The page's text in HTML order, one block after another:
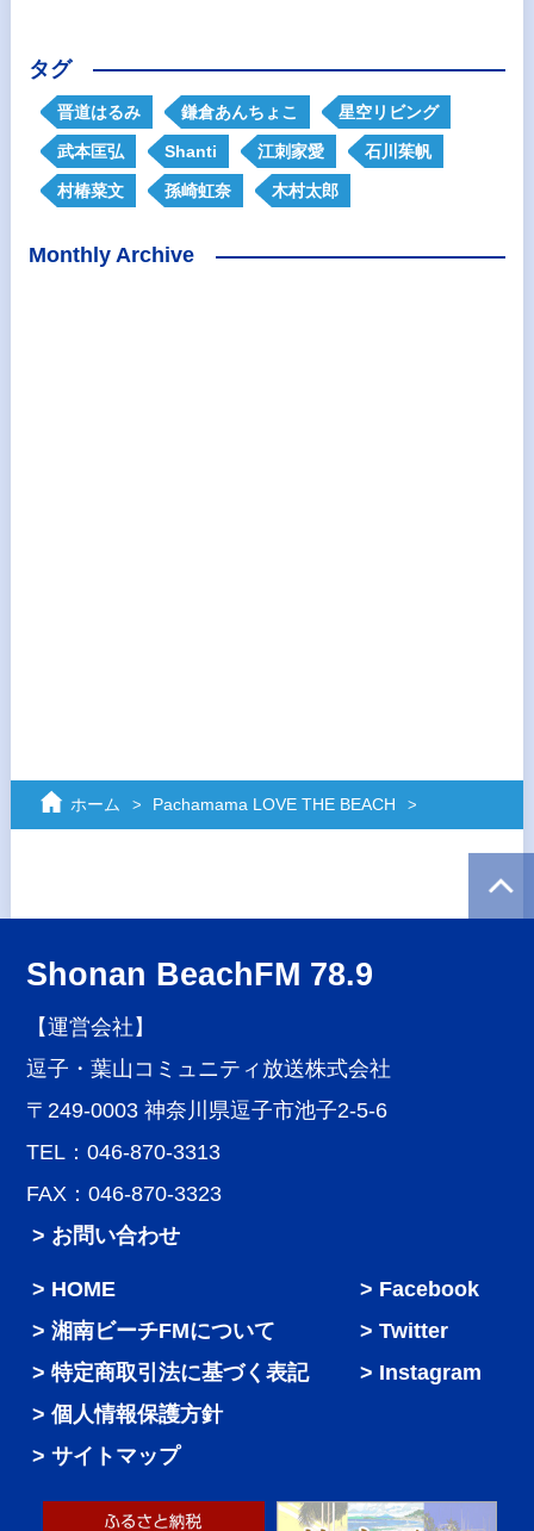
タグ
晋道はるみ 鎌倉あんちょこ 星空リビング
武本匡弘 Shanti 江刺家愛 石川茱帆
村椿菜文 孫崎虹奈 木村太郎
Monthly Archive
ホーム Pachamama LOVE THE BEACH
Shonan BeachFM 78.9
【運営会社】
逗子・葉山コミュニティ放送株式会社
〒249-0003 神奈川県逗子市池子2-5-6
TEL：046-870-3313
FAX：046-870-3323
> お問い合わせ
HOME
湘南ビーチFMについて
特定商取引法に基づく表記
個人情報保護方針
サイトマップ
Facebook
Twitter
Instagram